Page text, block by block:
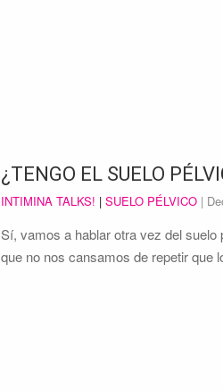
¿TENGO EL SUELO
INTIMINA TALKS! |SUELO PÉLVICO |
Sí, vamos a hablar otra vez del
que no nos cansamos de repetir